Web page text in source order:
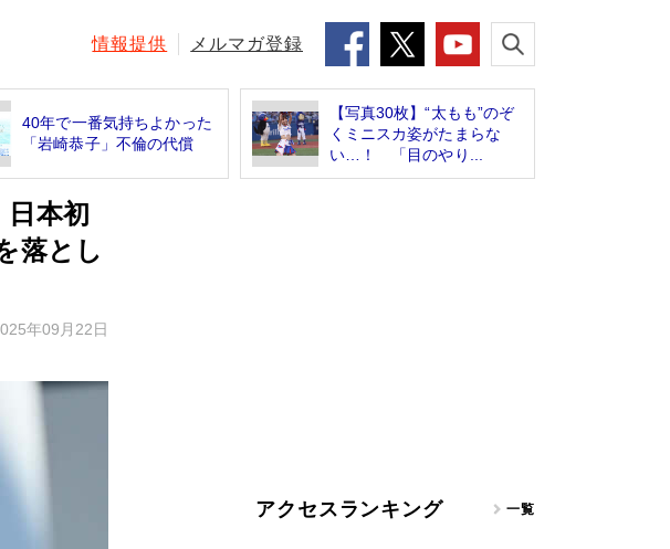
情報提供 メルマガ登録
40年で一番気持ちよかった
「岩崎恭子」不倫の代償
【写真30枚】“太もも”のぞ
くミニスカ姿がたまらな
い…！ 「目のやり...
本初
落とし
年09月22日
アクセスランキング 一覧